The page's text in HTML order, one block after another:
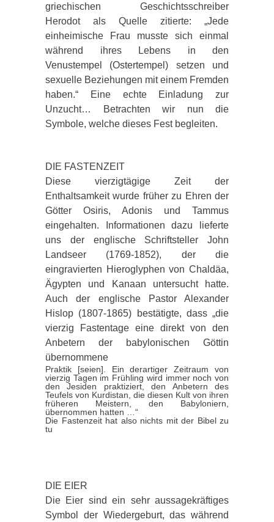
griechischen Geschichtsschreiber
Herodot als Quelle zitierte: „Jede
einheimische Frau musste sich einmal
während ihres Lebens in den
Venustempel (Ostertempel) setzen und
sexuelle Beziehungen mit einem Fremden
haben.“ Eine echte Einladung zur
Unzucht… Betrachten wir nun die
Symbole, welche dieses Fest begleiten.
DIE FASTENZEIT
Diese vierzigtägige Zeit der
Enthaltsamkeit wurde früher zu Ehren der
Götter Osiris, Adonis und Tammus
eingehalten. Informationen dazu lieferte
uns der englische Schriftsteller John
Landseer (1769-1852), der die
eingravierten Hieroglyphen von Chaldäa,
Ägypten und Kanaan untersucht hatte.
Auch der englische Pastor Alexander
Hislop (1807-1865) bestätigte, dass „die
vierzig Fastentage eine direkt von den
Anbetern der babylonischen Göttin
übernommene
Praktik [seien]. Ein derartiger Zeitraum von
vierzig Tagen im Frühling wird immer noch von
den Jesiden praktiziert, den Anbetern des
Teufels von Kurdistan, die diesen Kult von ihren
früheren Meistern, den Babyloniern,
übernommen hatten …“
Die Fastenzeit hat also nichts mit der Bibel zu
tu
DIE EIER
Die Eier sind ein sehr aussagekräftiges
Symbol der Wiedergeburt, das während